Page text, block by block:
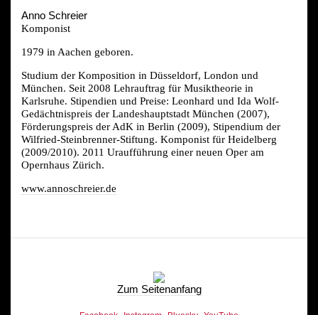
Anno Schreier
Komponist
1979 in Aachen geboren.
Studium der Komposition in Düsseldorf, London und
München. Seit 2008 Lehrauftrag für Musiktheorie in
Karlsruhe. Stipendien und Preise: Leonhard und Ida Wolf-
Gedächtnispreis der Landeshauptstadt München (2007),
Förderungspreis der AdK in Berlin (2009), Stipendium der
Wilfried-Steinbrenner-Stiftung. Komponist für Heidelberg
(2009/2010). 2011 Uraufführung einer neuen Oper am
Opernhaus Zürich.
www.annoschreier.de
Zum Seitenanfang